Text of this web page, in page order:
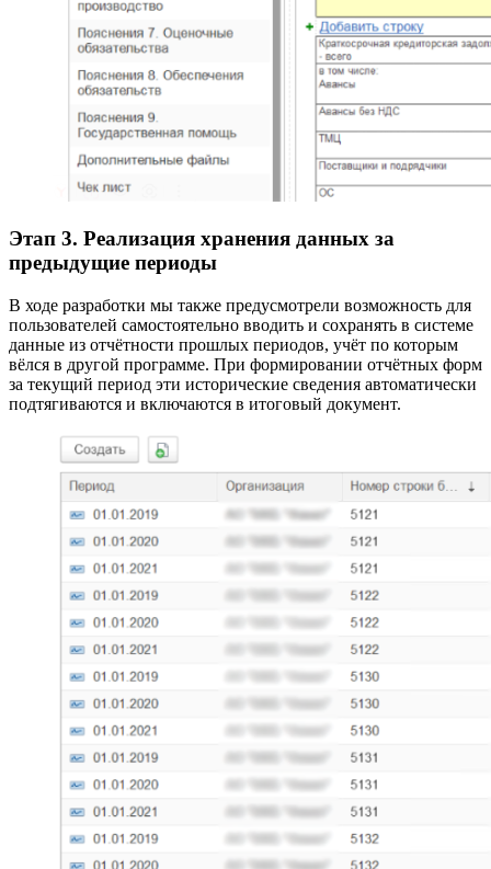
Этап 3. Реализация хранения данных за
предыдущие периоды
В ходе разработки мы также предусмотрели возможность для
пользователей самостоятельно вводить и сохранять в системе
данные из отчётности прошлых периодов, учёт по которым
вёлся в другой программе. При формировании отчётных форм
за текущий период эти исторические сведения автоматически
подтягиваются и включаются в итоговый документ.